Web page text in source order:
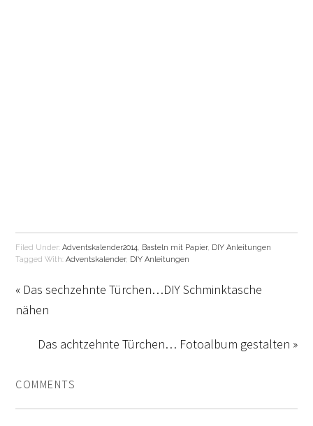
Filed Under:Adventskalender2014, Basteln mit Papier, DIY Anleitungen
Tagged With:Adventskalender, DIY Anleitungen
« Das sechzehnte Türchen…DIY Schminktasche
nähen
Das achtzehnte Türchen… Fotoalbum gestalten »
COMMENTS